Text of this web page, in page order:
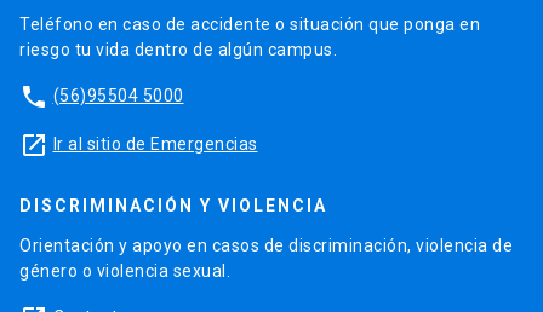
Teléfono en caso de accidente o situación que ponga en
riesgo tu vida dentro de algún campus.
phone (56)95504 5000
launch Ir al sitio de Emergencias
DISCRIMINACIÓN Y VIOLENCIA
Orientación y apoyo en casos de discriminación, violencia de
género o violencia sexual.